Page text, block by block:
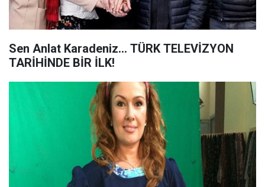
Sen Anlat Karadeniz... TÜRK TELEVİZYON
TARİHİNDE BİR İLK!